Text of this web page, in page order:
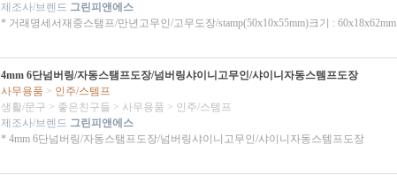
제조사/브렌드 그린피앤에스
* 거래명세서재중스탬프/만년고무인/고무도장/stamp(50x10x55mm)크기 : 60x18x62mm
4mm 6단넘버링/자동스탬프도장/넘버링샤이니고무인/샤이니자동스템프도장
사무용품 > 인주/스템프
생활/문구 > 좋은친구들 > 사무용품 > 인주/스템프
제조사/브렌드 그린피앤에스
* 4mm 6단넘버링/자동스탬프도장/넘버링샤이니고무인/샤이니자동스템프도장